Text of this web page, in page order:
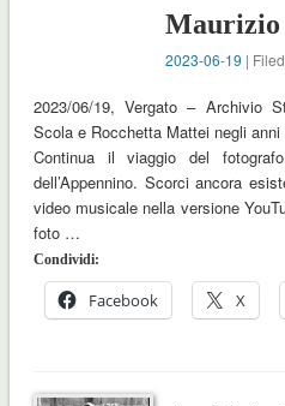
2023-06-19 |
2023/06/19, Vergato – Archivio
Scola e Rocchetta Mattei negli
Continua il viaggio del
dell’Appennino. Scorci ancora
video musicale nella versione
foto …
Condividi:
Facebook X